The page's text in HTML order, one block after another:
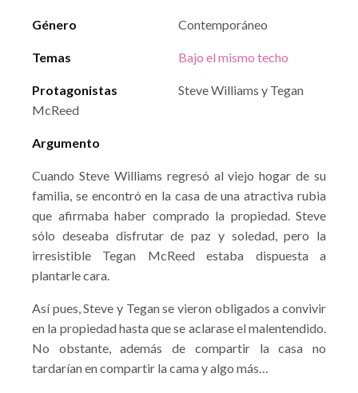
Género Contemporáneo
Temas Bajo el mismo techo
Protagonistas
Steve Williams y Tegan
McReed
Argumento
Cuando Steve Williams regresó al viejo hogar de su
familia, se encontró en la casa de una atractiva rubia
que afirmaba haber comprado la propiedad. Steve
sólo deseaba disfrutar de paz y soledad, pero la
irresistible Tegan McReed estaba dispuesta a
plantarle cara.
Así pues, Steve y Tegan se vieron obligados a convivir
en la propiedad hasta que se aclarase el malentendido.
No obstante, además de compartir la casa no
tardarían en compartir la cama y algo más…